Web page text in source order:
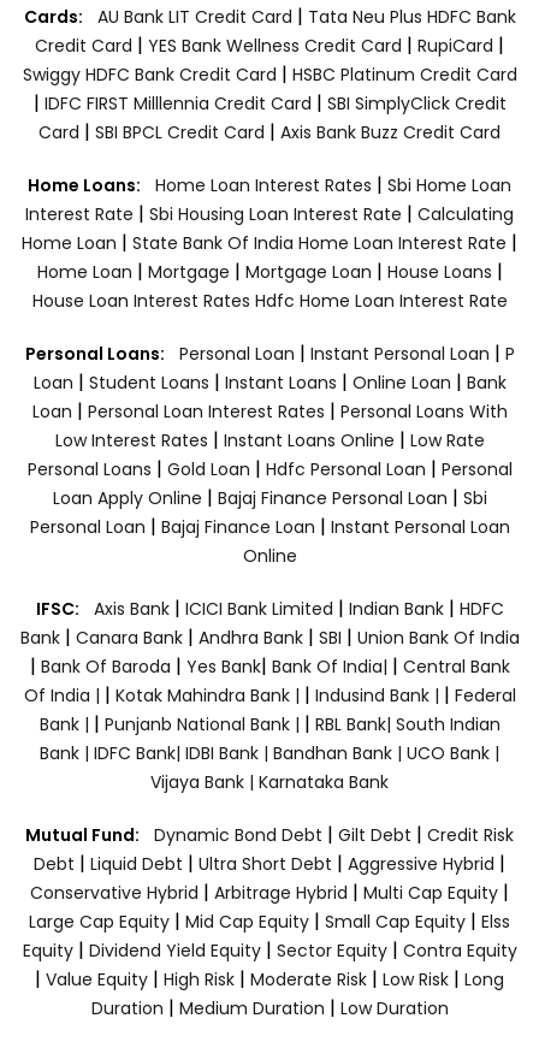
Cards: AU Bank LIT Credit Card | Tata Neu Plus HDFC Bank
Credit Card | YES Bank Wellness Credit Card | RupiCard |
Swiggy HDFC Bank Credit Card | HSBC Platinum Credit Card
| IDFC FIRST Milllennia Credit Card | SBI SimplyClick Credit
Card | SBI BPCL Credit Card | Axis Bank Buzz Credit Card
Home Loans: Home Loan Interest Rates | Sbi Home Loan
Interest Rate | Sbi Housing Loan Interest Rate | Calculating
Home Loan | State Bank Of India Home Loan Interest Rate |
Home Loan | Mortgage | Mortgage Loan | House Loans |
House Loan Interest Rates Hdfc Home Loan Interest Rate
Personal Loans: Personal Loan | Instant Personal Loan | P
Loan | Student Loans | Instant Loans | Online Loan | Bank
Loan | Personal Loan Interest Rates | Personal Loans With
Low Interest Rates | Instant Loans Online | Low Rate
Personal Loans | Gold Loan | Hdfc Personal Loan | Personal
Loan Apply Online | Bajaj Finance Personal Loan | Sbi
Personal Loan | Bajaj Finance Loan | Instant Personal Loan
Online
IFSC: Axis Bank | ICICI Bank Limited | Indian Bank | HDFC
Bank| Canara Bank | Andhra Bank| SBI | Union Bank Of India
| Bank Of Baroda | Yes Bank| Bank Of India| | Central Bank
Of India | | Kotak Mahindra Bank | | Indusind Bank | | Federal
Bank | | Punjanb National Bank | | RBL Bank| South Indian
Bank | IDFC Bank| IDBI Bank | Bandhan Bank | UCO Bank |
Vijaya Bank | Karnataka Bank
Mutual Fund: Dynamic Bond Debt | Gilt Debt | Credit Risk
Debt | Liquid Debt | Ultra Short Debt | Aggressive Hybrid |
Conservative Hybrid | Arbitrage Hybrid | Multi Cap Equity |
Large Cap Equity | Mid Cap Equity | Small Cap Equity | Elss
Equity| Dividend Yield Equity| Sector Equity | Contra Equity
| Value Equity | High Risk | Moderate Risk | Low Risk | Long
Duration | Medium Duration | Low Duration